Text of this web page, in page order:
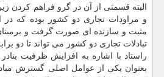
البته قسمتی از آن در گرو فراهم كردن
و مراودات تجاری دو كشور بوده كه در
مثبت و سازنده ای صورت گرفت و
تبادلات تجاری دو كشور می تواند تا دو
راستاد با اشاره به افزایش ظرفیت
بعنوان یكی از عوامل اصلی گسترش